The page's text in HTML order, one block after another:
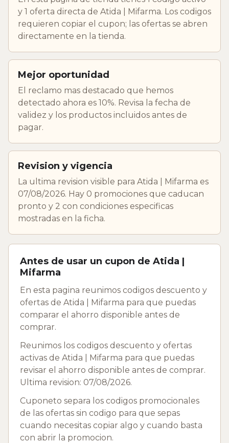
y 1 oferta directa de Atida | Mifarma. Los codigos
requieren copiar el cupon; las ofertas se abren
directamente en la tienda.
Mejor oportunidad
El reclamo mas destacado que hemos
detectado ahora es 10%. Revisa la fecha de
validez y los productos incluidos antes de
pagar.
Revision y vigencia
La ultima revision visible para Atida | Mifarma es
07/08/2026. Hay 0 promociones que caducan
pronto y 2 con condiciones especificas
mostradas en la ficha.
Antes de usar un cupon de Atida |
Mifarma
En esta pagina reunimos codigos descuento y
ofertas de Atida | Mifarma para que puedas
comparar el ahorro disponible antes de
comprar.
Reunimos los codigos descuento y ofertas
activas de Atida | Mifarma para que puedas
revisar el ahorro disponible antes de comprar.
Ultima revision: 07/08/2026.
Cuponeto separa los codigos promocionales
de las ofertas sin codigo para que sepas
cuando necesitas copiar algo y cuando basta
con abrir la promocion.